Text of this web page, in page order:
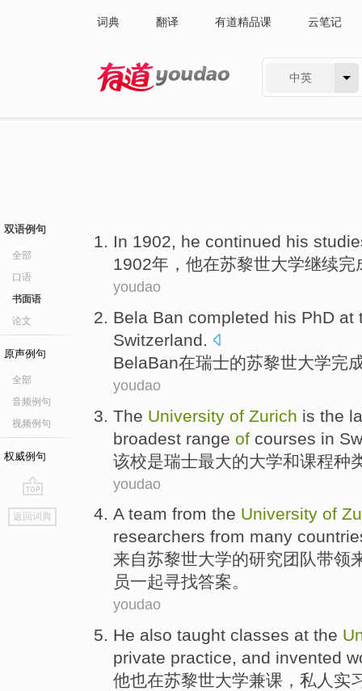
词典 翻译 有道精品课 云笔记
中英
双语例句
全部
口语
书面语
论文
原声例句
全部
音频例句
视频例句
权威例句
go
top
返回词典
In 1902, he continued his
1902年， 他在苏黎世大学继续完
youdao
Bela Ban completed his PhD at
Switzerland.
BelaBan在瑞士的苏黎世大学完
youdao
The University of Zurich is the
broadest range of courses in
该校是瑞士最大的大学和课程种
youdao
A team from the University of
researchers from many
来自苏黎世大学的研究团队带领
员一起寻找答案。
youdao
He also taught classes at the
private practice, and invented
他也在苏黎世大学兼课， 私人 实